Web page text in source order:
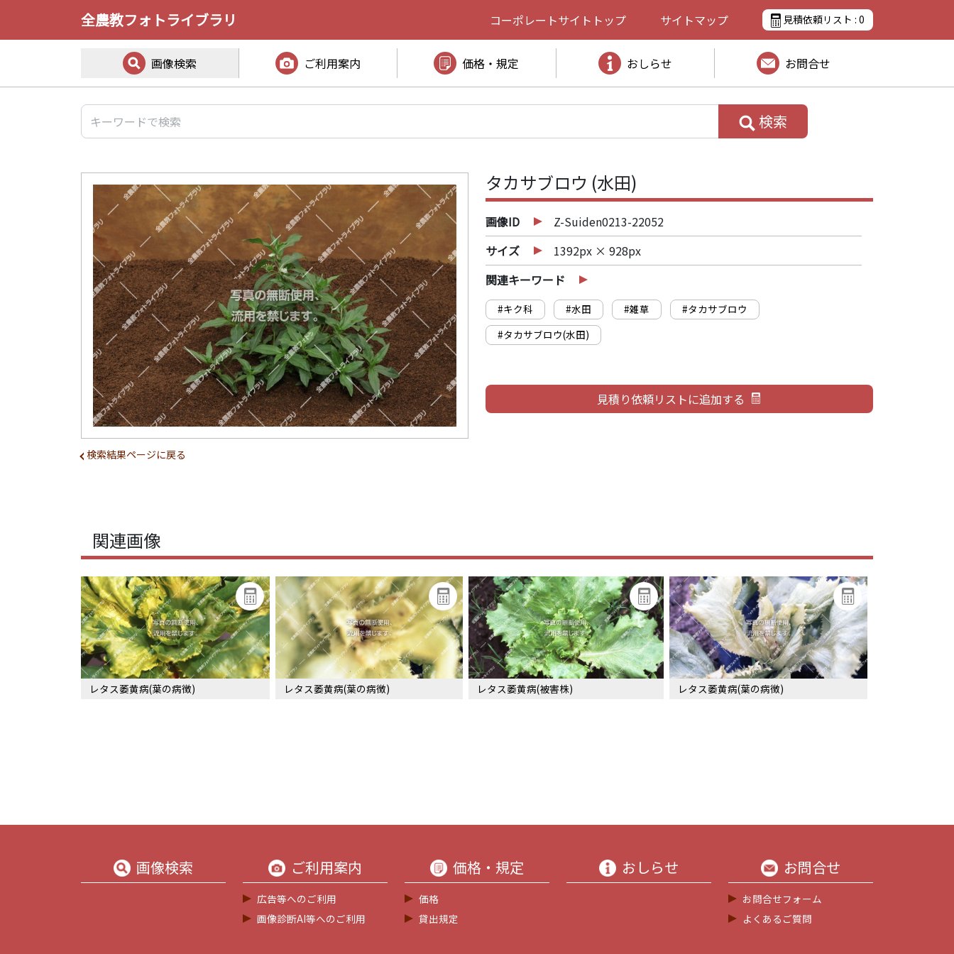
全農教フォトライブラリ コーポレートサイト トップ サイトマップ 見積依頼リスト : 0
画像検索 ご利用案内 価格・規定 おしらせ お問合せ
検索
検索結果ページに戻る
タカサブロウ (水田)
画像ID
Z-Suiden0213-22052
サイズ
1392px × 928px
関連キーワード
#キク科 #水田 #雑草
#タカサブロウ
#タカサブロウ(水田)
関連画像
レタス萎黄病(葉の病徴) レタス萎黄病(葉の病徴) レタス萎黄病(被害株) レタス萎黄病(葉の病徴)
画像検索 ご利用案内
広告等へのご利用
画像診断AI等へのご利用
価格・規定
価格
貸出規定
おしらせ お問合せ
お問合せフォーム
よくあるご質問